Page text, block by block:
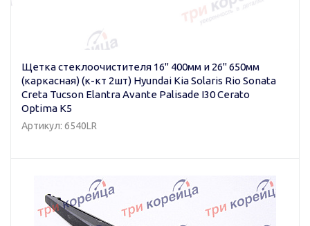
Щетка стеклоочистителя 16" 400мм и 26" 650мм
(каркасная) (к-кт 2шт) Hyundai Kia Solaris Rio Sonata
Creta Tucson Elantra Avante Palisade I30 Cerato
Optima K5
Артикул: 6540LR